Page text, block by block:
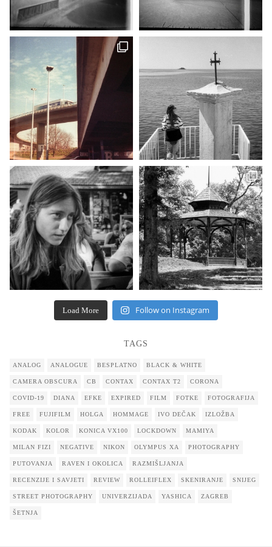
Load More Follow on Instagram
TAGS
ANALOG ANALOGUE BESPLATNO BLACK & WHITE
CAMERA OBSCURA CB CONTAX CONTAX T2 CORONA
COVID-19 DIANA EFKE EXPIRED FILM FOTKE FOTOGRAFIJA
FREE FUJIFILM HOLGA HOMMAGE IVO DEČAK IZLOŽBA
KODAK KOLOR KONICA VX100 LOCKDOWN MAMIYA
MILAN FIZI NEGATIVE NIKON OLYMPUS XA PHOTOGRAPHY
PUTOVANJA RAVEN I OKOLICA RAZMIŠLJANJA
RECENZIJE I SAVJETI REVIEW ROLLEIFLEX SKENIRANJE SNIJEG
STREET PHOTOGRAPHY UNIVERZIJADA YASHICA ZAGREB
ŠETNJA